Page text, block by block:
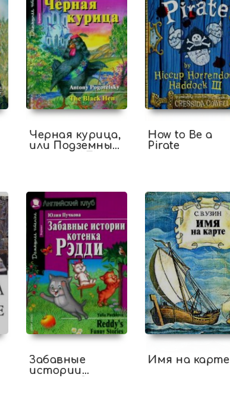
Черная курица,
или Подземные
How to Be a
Pirate
Забавные
истории
Имя на карте